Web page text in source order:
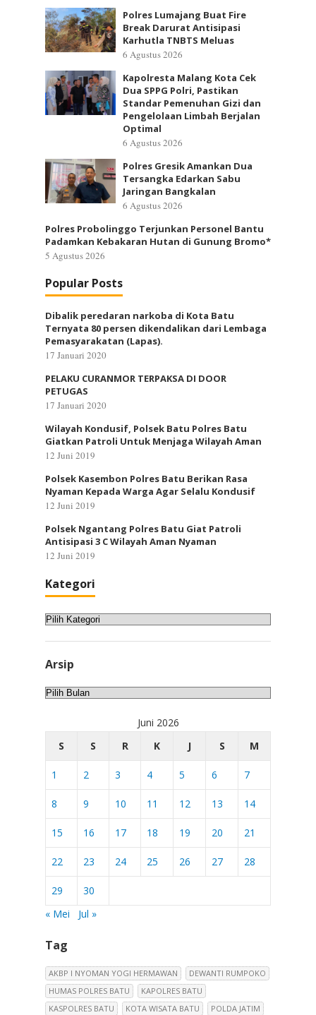
Polres Lumajang Buat Fire
Break Darurat Antisipasi
Karhutla TNBTS Meluas
6 Agustus 2026
Kapolresta Malang Kota Cek
Dua SPPG Polri, Pastikan
Standar Pemenuhan Gizi dan
Pengelolaan Limbah Berjalan
Optimal
6 Agustus 2026
Polres Gresik Amankan Dua
Tersangka Edarkan Sabu
Jaringan Bangkalan
6 Agustus 2026
Polres Probolinggo Terjunkan Personel Bantu
Padamkan Kebakaran Hutan di Gunung Bromo*
5 Agustus 2026
Popular Posts
Dibalik peredaran narkoba di Kota Batu
Ternyata 80 persen dikendalikan dari Lembaga
Pemasyarakatan (Lapas).
17 Januari 2020
PELAKU CURANMOR TERPAKSA DI DOOR
PETUGAS
17 Januari 2020
Wilayah Kondusif, Polsek Batu Polres Batu
Giatkan Patroli Untuk Menjaga Wilayah Aman
12 Juni 2019
Polsek Kasembon Polres Batu Berikan Rasa
Nyaman Kepada Warga Agar Selalu Kondusif
12 Juni 2019
Polsek Ngantang Polres Batu Giat Patroli
Antisipasi 3 C Wilayah Aman Nyaman
12 Juni 2019
Kategori
Kategori
Arsip
Arsip
Juni 2026
S
S R K J S M
1 2 3 4 5 6 7
8 9 10 11 12 13 14
15 16 17 18 19 20 21
22 23 24 25 26 27 28
29
30
« Mei
Jul »
Tag
AKBP I NYOMAN YOGI HERMAWAN
DEWANTI RUMPOKO
HUMAS POLRES BATU
KAPOLRES BATU
KASPOLRES BATU
KOTA WISATA BATU POLDA JATIM